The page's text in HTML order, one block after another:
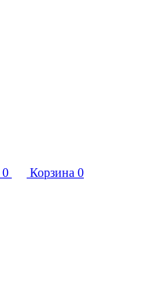
0 Корзина 0